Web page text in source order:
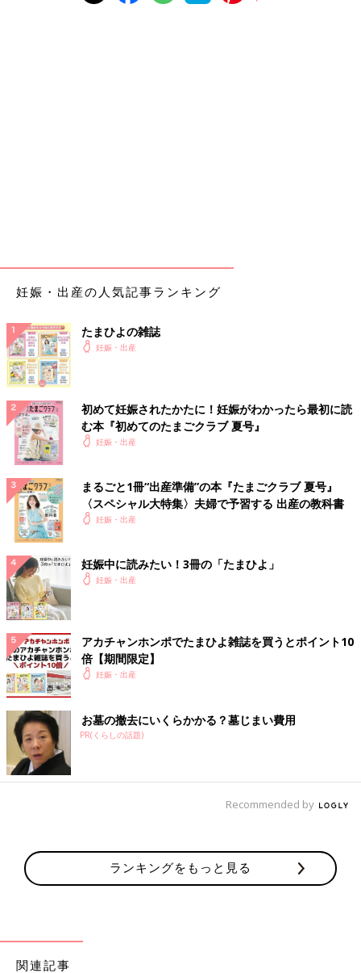
に近所を歩くこともなかったので、毎日がとても新鮮でした。妊
宝物の息子とはおなかのなかで対面してた！エコー写真で出会いからこれまでを振
り返る
この日、体重増加の注意が入ってしまいました。（＋5kgでし
た。）けれど、安静指示は解けず、食事量も増えてはおらず、思
わず「どうやって体重管理しればいいんですか」と、突っ込んで
しまいました。白米を減らすなど、食事の工夫をするようアドバ
イスされました。
マダムまかろんさんの妊娠23週目のエコー写真 性
別がほぼ確定
「5回目の体外受精で妊娠」エコー写真で綴る “高齢妊婦が赤ちゃんに出会うま
で“の泣き笑い日記
なかの中で聞いているよ。そんなこと言わないで」と友人からた
妊娠・出産の人気記事ランキング
たまひよの雑誌
妊娠・出産
初めて妊娠されたかたに！妊娠がわかったら最初に読
む本『初めてのたまごクラブ 夏号』
妊娠・出産
まるごと1冊“出産準備”の本『たまごクラブ 夏号』
〈スペシャル大特集〉夫婦で予習する 出産の教科書
妊娠・出産
妊娠中に読みたい！3冊の「たまひよ」
妊娠・出産
アカチャンホンポでたまひよ雑誌を買うとポイント10
倍【期間限定】
妊娠・出産
お墓の撤去にいくらかかる？墓じまい費用
PR(くらしの話題)
Recommended by
ランキングをもっと見る
関連記事